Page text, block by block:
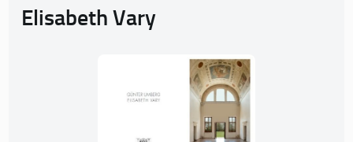
Elisabeth Vary